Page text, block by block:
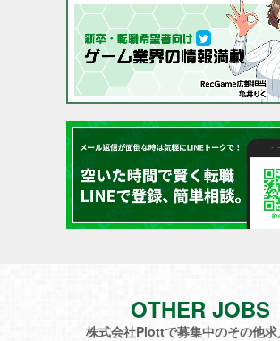
OTHER JOBS
株式会社Plottで募集中のその他求